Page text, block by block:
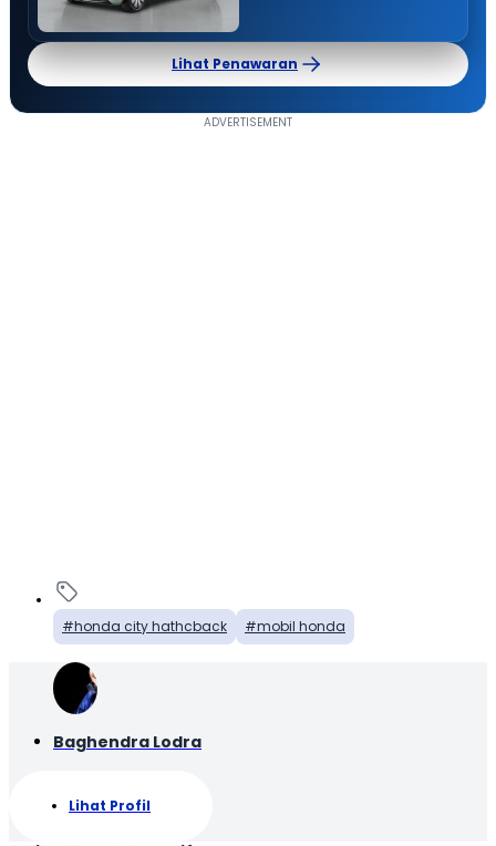
Lihat Penawaran
honda city hathcback mobil honda
Baghendra Lodra
Lihat Profil